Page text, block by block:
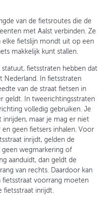
van de fietsroutes die de
met Aalst verbinden. Ze
fietslijn mondt uit op een
makkelijk kunt stallen.
fietsstraten hebben dat
Nederland. In fietsstraten
van de straat fietsen in
geldt. In tweerichtingsstraten
volledig gebruiken. Je
maar je mag er niet
geen fietsers inhalen. Voor
inrijdt, gelden de
geen wegmarkering of
aanduidt, dan geldt de
van rechts. Daardoor kan
fietsstraat voorrang moeten
fietsstraat inrijdt.